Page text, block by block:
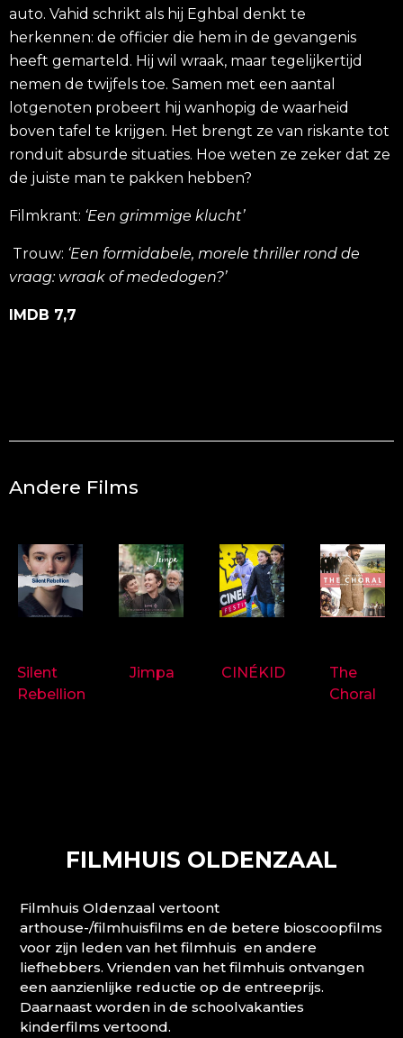
auto. Vahid schrikt als hij Eghbal denkt te
herkennen: de officier die hem in de gevangenis
heeft gemarteld. Hij wil wraak, maar tegelijkertijd
nemen de twijfels toe. Samen met een aantal
lotgenoten probeert hij wanhopig de waarheid
boven tafel te krijgen. Het brengt ze van riskante tot
ronduit absurde situaties. Hoe weten ze zeker dat ze
de juiste man te pakken hebben?
Filmkrant: ‘Een grimmige klucht’
Trouw: ‘Een formidabele, morele thriller rond de
vraag: wraak of mededogen?’
IMDB 7,7
Andere Films
Silent
Rebellion
Jimpa CINÉKID
The
Choral
FILMHUIS OLDENZAAL
Filmhuis Oldenzaal vertoont
arthouse-/filmhuisfilms en de betere bioscoopfilms
voor zijn leden van het filmhuis en andere
liefhebbers. Vrienden van het filmhuis ontvangen
een aanzienlijke reductie op de entreeprijs.
Daarnaast worden in de schoolvakanties
kinderfilms vertoond.